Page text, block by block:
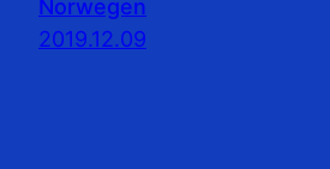
Norwegen
2019.12.09